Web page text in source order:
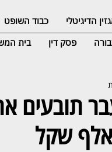
הדיגיטלי כבוד השופט
פסק דין בית
תובעים